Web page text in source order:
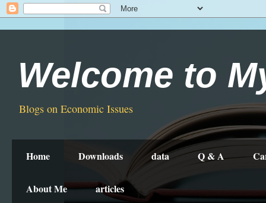
Welcome to
Blogs on Economic Issues
Home Downloads data Q & A
About Me articles